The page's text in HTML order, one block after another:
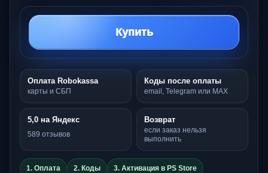
Купить
Оплата Robokassa
карты и СБП
Коды после оплаты
email, Telegram или MAX
5,0 на Яндекс
589 отзывов
Возврат
если заказ нельзя
выполнить
1. Оплата 2. Коды 3. Активация в PS Store